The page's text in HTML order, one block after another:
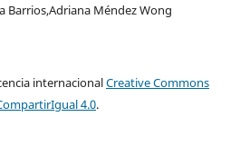
Barrios,Adriana Méndez Wong
internacionalCreative Commons
4.0.